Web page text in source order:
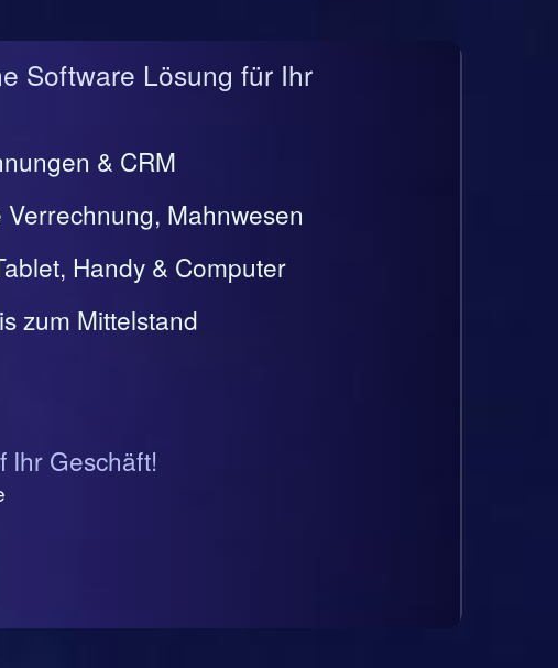
Software Lösung für Ihr
& CRM
Mahnwesen
Handy & Computer
zum Mittelstand
Ihr Geschäft!